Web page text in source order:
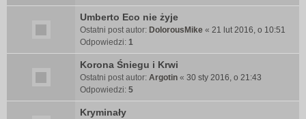
Umberto Eco nie żyje
Ostatni post autor: DolorousMike « 21 lut 2016, o 10:51
Odpowiedzi: 1
Korona Śniegu i Krwi
Ostatni post autor: Argotin « 30 sty 2016, o 21:43
Odpowiedzi: 5
Kryminały